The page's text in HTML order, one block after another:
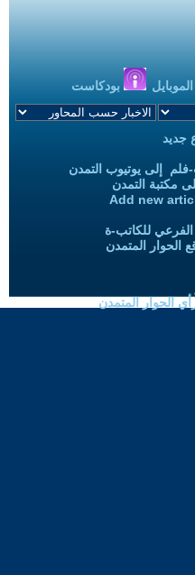
الموبايل بودكاست
جديد
فلم إلى يوتيوب التمدن
مكتبة التمدن
Add new
الفرعي للكاتب-ة
الحوار المتمدن
الحوار المتمدن